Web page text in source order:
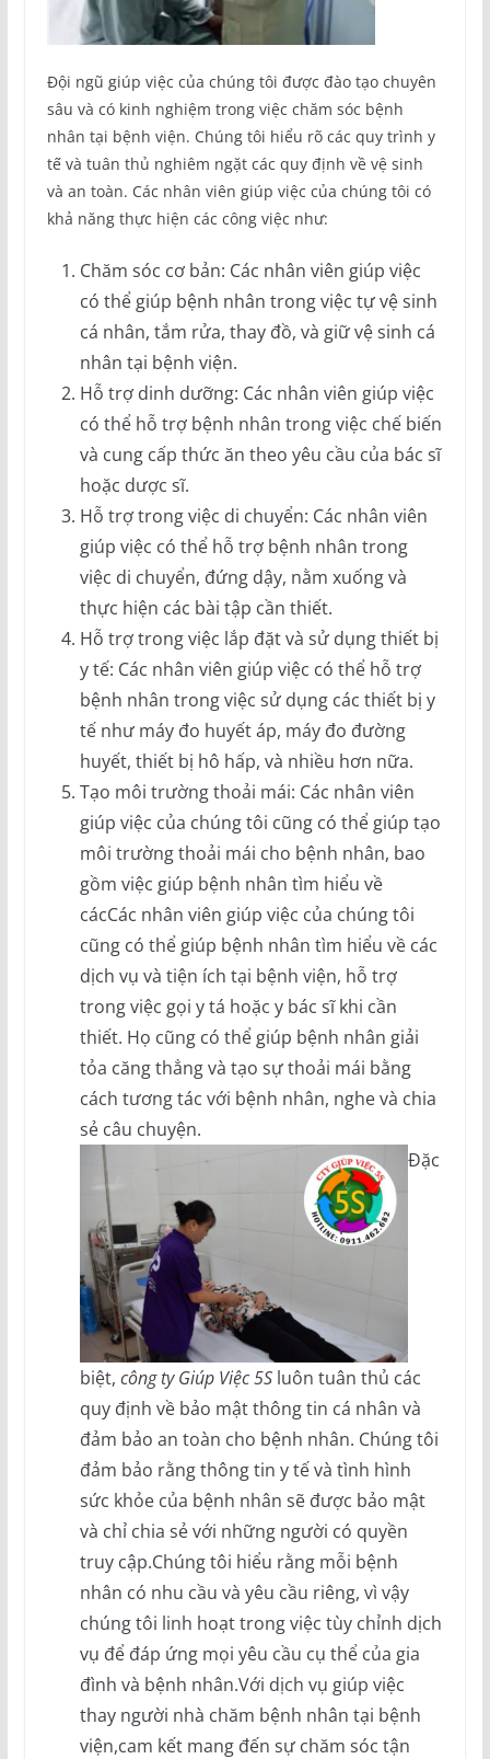
Đội ngũ giúp việc của chúng tôi được đào tạo chuyên
sâu và có kinh nghiệm trong việc chăm sóc bệnh
nhân tại bệnh viện. Chúng tôi hiểu rõ các quy trình y
tế và tuân thủ nghiêm ngặt các quy định về vệ sinh
và an toàn. Các nhân viên giúp việc của chúng tôi có
khả năng thực hiện các công việc như:
Chăm sóc cơ bản: Các nhân viên giúp việc
có thể giúp bệnh nhân trong việc tự vệ sinh
cá nhân, tắm rửa, thay đồ, và giữ vệ sinh cá
nhân tại bệnh viện.
Hỗ trợ dinh dưỡng: Các nhân viên giúp việc
có thể hỗ trợ bệnh nhân trong việc chế biến
và cung cấp thức ăn theo yêu cầu của bác sĩ
hoặc dược sĩ.
Hỗ trợ trong việc di chuyển: Các nhân viên
giúp việc có thể hỗ trợ bệnh nhân trong
việc di chuyển, đứng dậy, nằm xuống và
thực hiện các bài tập cần thiết.
Hỗ trợ trong việc lắp đặt và sử dụng thiết bị
y tế: Các nhân viên giúp việc có thể hỗ trợ
bệnh nhân trong việc sử dụng các thiết bị y
tế như máy đo huyết áp, máy đo đường
huyết, thiết bị hô hấp, và nhiều hơn nữa.
Tạo môi trường thoải mái: Các nhân viên
giúp việc của chúng tôi cũng có thể giúp tạo
môi trường thoải mái cho bệnh nhân, bao
gồm việc giúp bệnh nhân tìm hiểu về
cácCác nhân viên giúp việc của chúng tôi
cũng có thể giúp bệnh nhân tìm hiểu về các
dịch vụ và tiện ích tại bệnh viện, hỗ trợ
trong việc gọi y tá hoặc y bác sĩ khi cần
thiết. Họ cũng có thể giúp bệnh nhân giải
tỏa căng thẳng và tạo sự thoải mái bằng
cách tương tác với bệnh nhân, nghe và chia
sẻ câu chuyện.
Đặc
biệt, công ty Giúp Việc 5Sluôn tuân thủ các
quy định về bảo mật thông tin cá nhân và
đảm bảo an toàn cho bệnh nhân. Chúng tôi
đảm bảo rằng thông tin y tế và tình hình
sức khỏe của bệnh nhân sẽ được bảo mật
và chỉ chia sẻ với những người có quyền
truy cập.Chúng tôi hiểu rằng mỗi bệnh
nhân có nhu cầu và yêu cầu riêng, vì vậy
chúng tôi linh hoạt trong việc tùy chỉnh dịch
vụ để đáp ứng mọi yêu cầu cụ thể của gia
đình và bệnh nhân.Với dịch vụ giúp việc
thay người nhà chăm bệnh nhân tại bệnh
viện,cam kết mang đến sự chăm sóc tận